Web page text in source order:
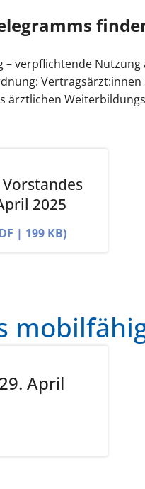
– verpflichtende Nutzung
ärztlichen
2025
| 199 KB)
April